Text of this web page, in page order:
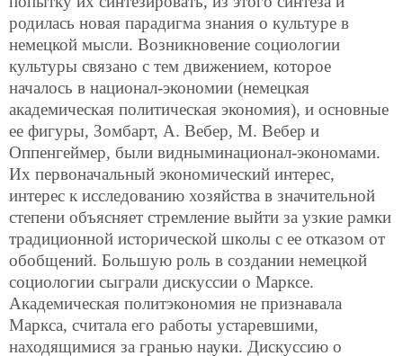
родилась новая парадигма знания о культуре в
немецкой мысли. Возникновение социологии
культуры связано с тем движением, которое
началось в национал-экономии (немецкая
академическая политическая экономия), и основные
ее фигуры, Зомбарт, А. Вебер, М. Вебер и
Оппенгеймер, были видныминационал-экономами.
Их первоначальный экономический интерес,
интерес к исследованию хозяйства в значительной
степени объясняет стремление выйти за узкие рамки
традиционной исторической школы с ее отказом от
обобщений. Большую роль в создании немецкой
социологии сыграли дискуссии о Марксе.
Академическая политэкономия не признавала
Маркса, считала его работы устаревшими,
находящимися за гранью науки. Дискуссию о